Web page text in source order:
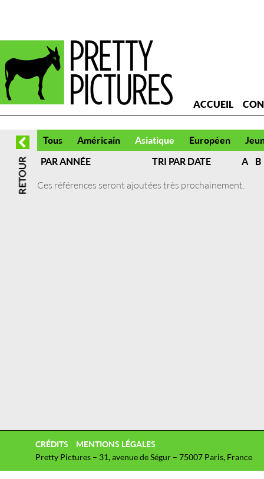
ACCUEIL
Tous Américain Asiatique Européen
PAR ANNÉE
TRI PAR DATE A
B
Ces références seront ajoutées très prochainement.
CRÉDITS
MENTIONS LÉGALES
Pretty Pictures – 31, avenue de Ségur – 75007 Paris, France